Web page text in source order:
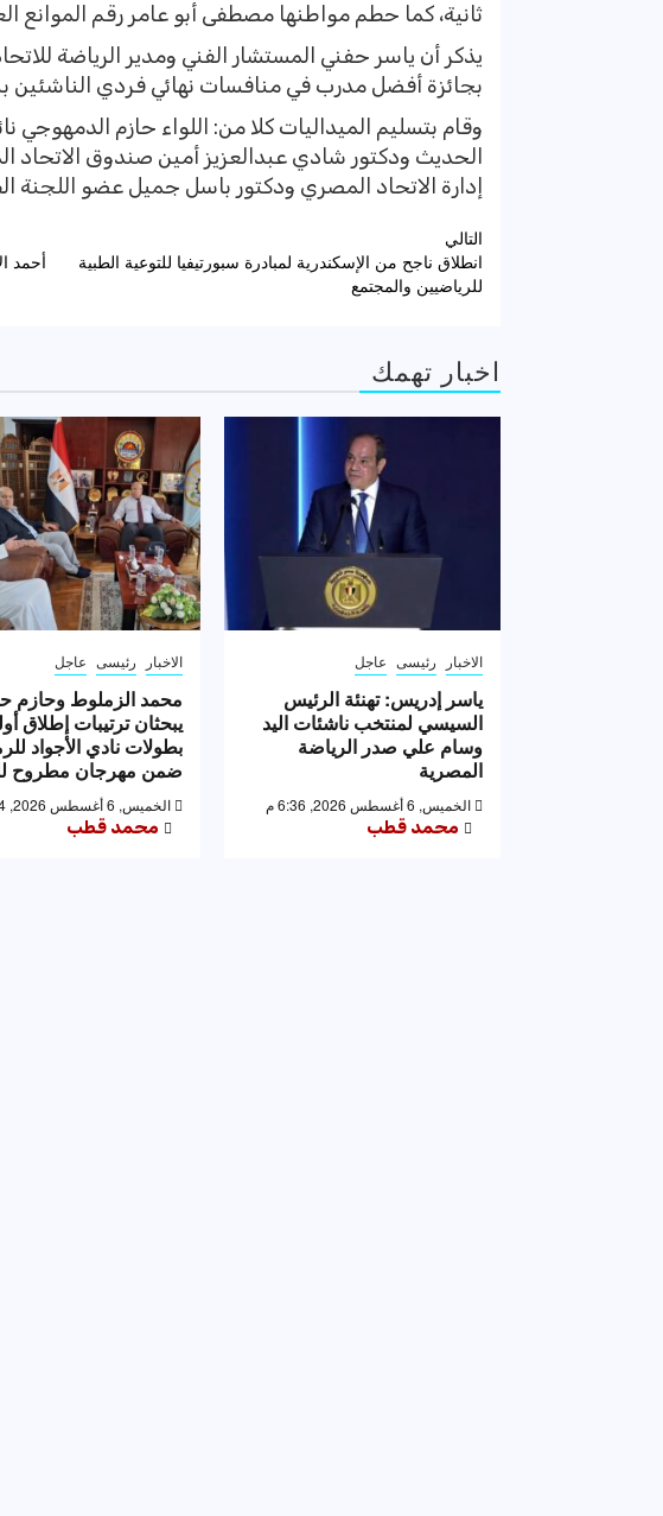
ثانية، كما حطم مواطنها مصطفى أبو عامر رقم الموانع العالمي
يذكر أن ياسر حفني المستشار الفني ومدير الرياضة
بجائزة أفضل مدرب في منافسات نهائي فردي الناشئين
وقام بتسليم الميداليات كلا من: اللواء حازم
الحديث ودكتور شادي عبدالعزيز أمين صندوق
إدارة الاتحاد المصري ودكتور باسل جميل عضو اللجنة
تصفّح
المقالات
أحمد
التالي
انطلاق ناجح من الإسكندرية لمبادرة سبورتيفيا للتوعية الطبية
للرياضيين والمجتمع
اخبار تهمك
الاخبار رئيسى عاجل
ياسر إدريس: تهنئة الرئيس
السيسي لمنتخب ناشئات اليد
وسام علي صدر الرياضة
المصرية
الخميس, 6 أغسطس 2026, 6:36 م
محمد قطب
الاخبار رئيسى عاجل
محمد الزملوط وحازم
يبحثان ترتيبات إطلاق
بطولات نادي الأجواد
ضمن مهرجان مطروح
الخميس, 6 أغسطس 2026, 6:14 م
محمد قطب